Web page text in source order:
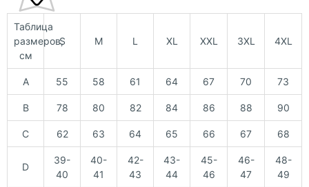
Таблица
размеров,
см
S M L XL XXL 3XL 4XL
A 55 58 61 64 67 70 73
B 78 80 82 84 86 88 90
C 62 63 64 65 66 67 68
D
39-
40
40-
41
42-
43
43-
44
45-
46
46-
47
48-
49